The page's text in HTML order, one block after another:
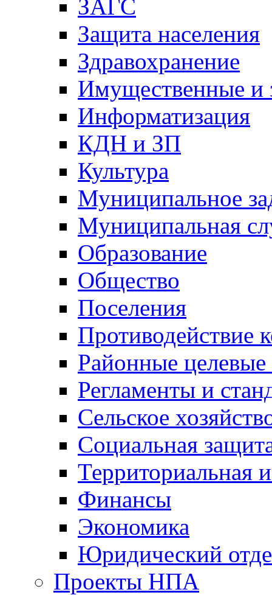
ЗАГС
Защита населения
Здравохранение
Имущественные и
Информатизация
КДН и ЗП
Культура
Муниципальное
Муниципальная
Образование
Общество
Поселения
Противодействие
Районные
Регламенты и
Сельское
Социальная
Территориальная
Финансы
Экономика
Юридический
Проекты НПА